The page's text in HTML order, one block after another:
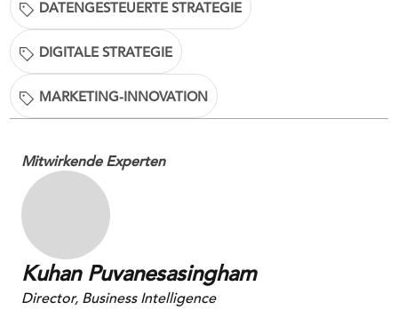
DATENGESTEUERTE STRATEGIE
DIGITALE STRATEGIE
MARKETING-INNOVATION
Mitwirkende Experten
Kuhan Puvanesasingham
Director, Business Intelligence